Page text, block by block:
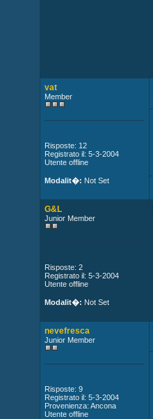
vat
Member
Risposte: 12
Registrato il: 5-3-2004
Utente offline
Modalit�: Not Set
G&L
Junior Member
Risposte: 2
Registrato il: 5-3-2004
Utente offline
Modalit�: Not Set
nevefresca
Junior Member
Risposte: 9
Registrato il: 5-3-2004
Provenienza: Ancona
Utente offline